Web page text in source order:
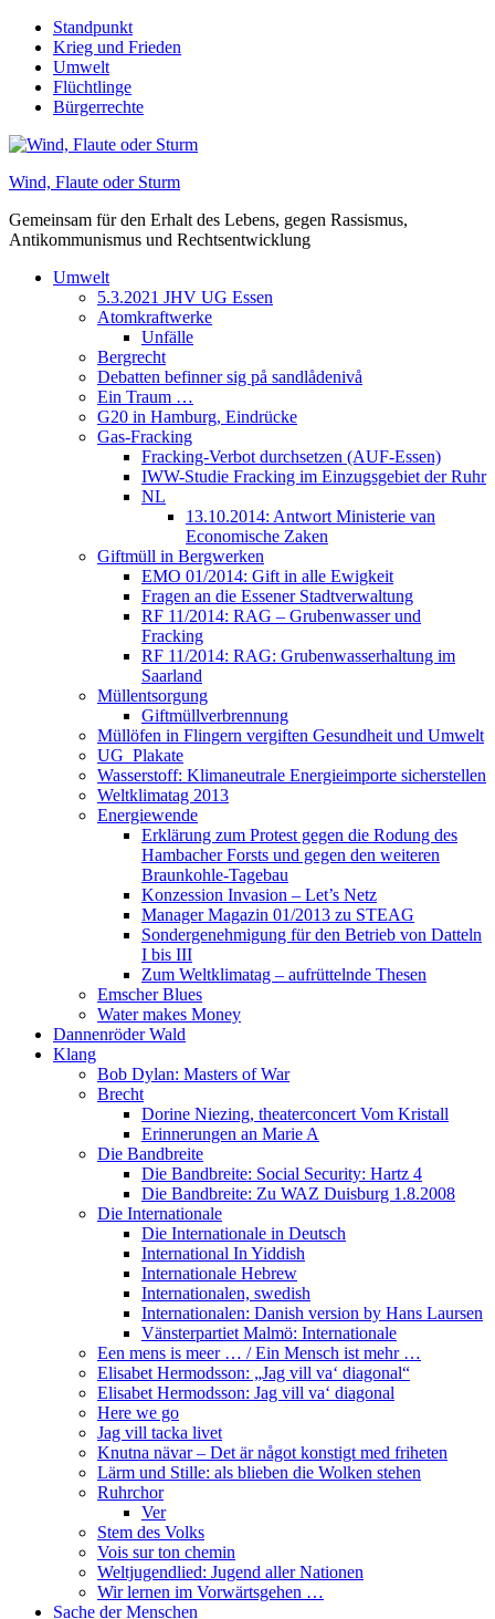
Skip
content
Standpunkt
Krieg und Frieden
Umwelt
Flüchtlinge
Bürgerrechte
Wind, Flaute oder Sturm
Gemeinsam für den Erhalt des Lebens, gegen Rassismus,
Antikommunismus und Rechtsentwicklung
Umwelt
5.3.2021 JHV UG Essen
Atomkraftwerke
Unfälle
Bergrecht
Debatten befinner sig på sandlådenivå
Ein Traum …
G20 in Hamburg, Eindrücke
Gas-Fracking
Fracking-Verbot durchsetzen (AUF-Essen)
IWW-Studie Fracking im Einzugsgebiet der Ruhr
NL
13.10.2014: Antwort Ministerie van
Economische Zaken
Giftmüll in Bergwerken
EMO 01/2014: Gift in alle Ewigkeit
Fragen an die Essener Stadtverwaltung
RF 11/2014: RAG – Grubenwasser und
Fracking
RF 11/2014: RAG: Grubenwasserhaltung im
Saarland
Müllentsorgung
Giftmüllverbrennung
Müllöfen in Flingern vergiften Gesundheit und Umwelt
UG_Plakate
Wasserstoff: Klimaneutrale Energieimporte sicherstellen
Weltklimatag 2013
Energiewende
Erklärung zum Protest gegen die Rodung des
Hambacher Forsts und gegen den weiteren
Braunkohle-Tagebau
Konzession Invasion – Let’s Netz
Manager Magazin 01/2013 zu STEAG
Sondergenehmigung für den Betrieb von Datteln
I bis III
Zum Weltklimatag – aufrüttelnde Thesen
Emscher Blues
Water makes Money
Dannenröder Wald
Klang
Bob Dylan: Masters of War
Brecht
Dorine Niezing, theaterconcert Vom Kristall
Erinnerungen an Marie A
Die Bandbreite
Die Bandbreite: Social Security: Hartz 4
Die Bandbreite: Zu WAZ Duisburg 1.8.2008
Die Internationale
Die Internationale in Deutsch
International In Yiddish
Internationale Hebrew
Internationalen, swedish
Internationalen: Danish version by Hans Laursen
Vänsterpartiet Malmö: Internationale
Een mens is meer … / Ein Mensch ist mehr …
Elisabet Hermodsson: „Jag vill va‘ diagonal“
Elisabet Hermodsson: Jag vill va‘ diagonal
Here we go
Jag vill tacka livet
Knutna nävar – Det är något konstigt med friheten
Lärm und Stille: als blieben die Wolken stehen
Ruhrchor
Ver
Stem des Volks
Vois sur ton chemin
Weltjugendlied: Jugend aller Nationen
Wir lernen im Vorwärtsgehen …
Sache der Menschen